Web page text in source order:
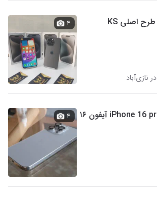
در نازی‌آباد
۴
iPhone 16 pro 512 ZAA/ ZAA آیفون ۱۶
۴